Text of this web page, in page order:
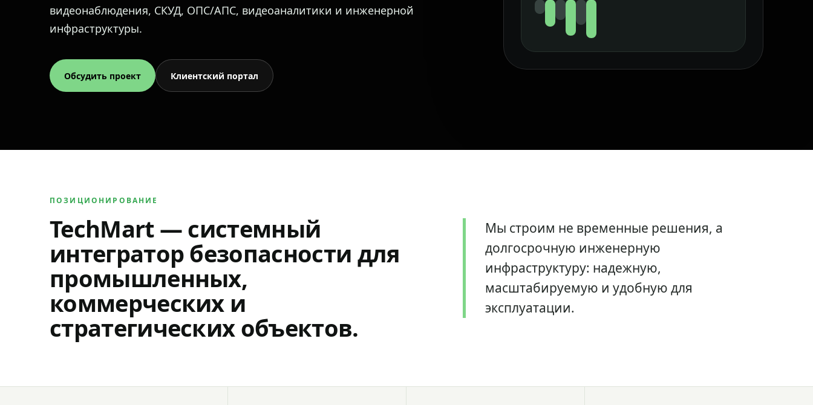
видеонаблюдения, СКУД, ОПС/АПС, видеоаналитики и инженерной
инфраструктуры.
Обсудить проект Клиентский портал
ПОЗИЦИОНИРОВАНИЕ
TechMart — системный
интегратор безопасности для
промышленных,
коммерческих и
стратегических объектов.
Мы строим не временные решения, а
долгосрочную инженерную
инфраструктуру: надежную,
масштабируемую и удобную для
эксплуатации.